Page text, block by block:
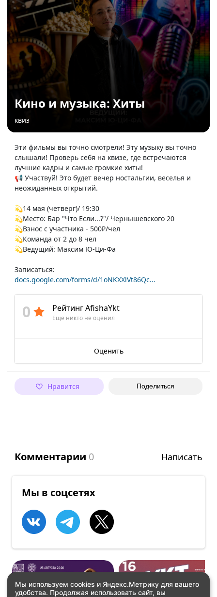
Мы используем cookies и Яндекс.Метрику для вашего
удобства. Продолжая использовать сайт, вы
Кино и музыка: Хиты
квиз
Эти фильмы вы точно смотрели! Эту музыку вы точно
слышали! Проверь себя на квизе, где встречаются
лучшие кадры и самые громкие хиты!
📢 Участвуй! Это будет вечер ностальгии, веселья и
неожиданных открытий.
💫14 мая (четверг)/ 19:30
💫Место: Бар "Что Если...?"/ Чернышевского 20
💫Взнос с участника - 500₽/чел
💫Команда от 2 до 8 чел
💫Ведущий: Максим Ю-Ци-Фа
Записаться:
docs.google.com/forms/d/1oNKXXlVt86Qc...
0 Рейтинг AfishaYkt
Еще никто не оценил
Оценить
Нравится Поделиться
Комментарии 0 Написать
Мы в соцсетях
КОНЦЕРТЫ ВСТРЕЧИ